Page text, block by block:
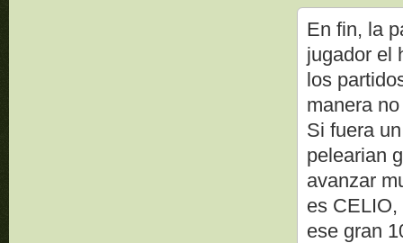
En fin, la
jugador el
los
manera
Si fuera
pelearian
avanzar
es
ese gran